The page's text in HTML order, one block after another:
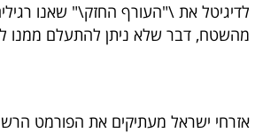
לדיגיטל את \"העורף החזק\" שאנו
מהשטח, דבר שלא ניתן להתעלם ממנו
אזרחי ישראל מעתיקים את הפורמט